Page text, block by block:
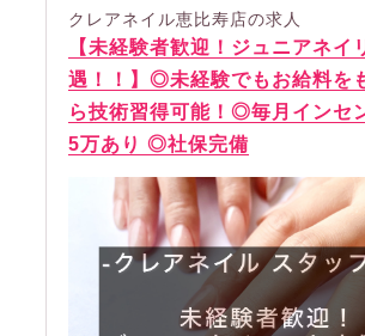
クレアネイル恵比寿店の求人
【未経験者歓迎！ジュニアネイ
遇！！】◎未経験でもお給料を
ら技術習得可能！◎毎月インセ
5万あり ◎社保完備